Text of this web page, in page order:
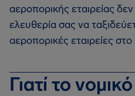
αεροπορικής εταιρείας
ελευθερία σας να
αεροπορικές εταιρείες
Γιατί το